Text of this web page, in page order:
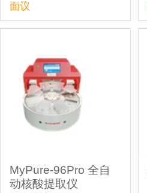
面议
MyPure-96Pro 全自
动核酸提取仪